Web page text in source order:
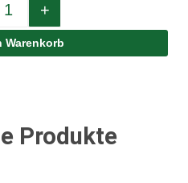
+
Warenkorb
Produkte